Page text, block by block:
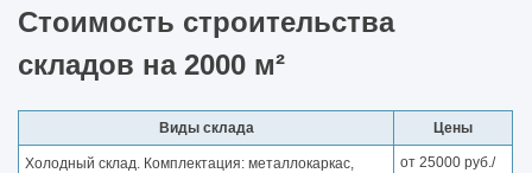
Стоимость строительства
складов на 2000 м²
Виды склада Цены
Холодный склад. Комплектация: металлокаркас,
от 25000 руб./